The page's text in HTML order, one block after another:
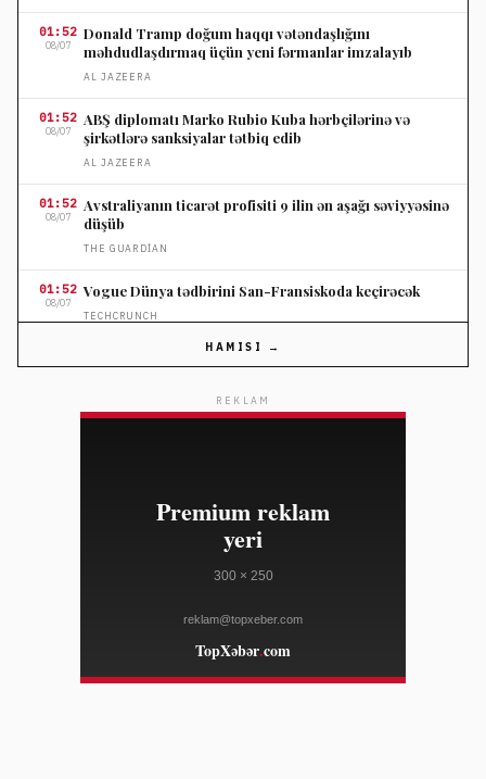
01:52
08/07
Donald Tramp doğum haqqı vətəndaşlığını
məhdudlaşdırmaq üçün yeni fərmanlar imzalayıb
AL JAZEERA
01:52
08/07
ABŞ diplomatı Marko Rubio Kuba hərbçilərinə və
şirkətlərə sanksiyalar tətbiq edib
AL JAZEERA
01:52
08/07
Avstraliyanın ticarət profisiti 9 ilin ən aşağı səviyyəsinə
düşüb
THE GUARDIAN
01:52
08/07
Vogue Dünya tədbirini San-Fransiskoda keçirəcək
TECHCRUNCH
08/07
Gilmore Girls serialı barədə sənədli film hazırlanır
OpenAI Jony İvlə birlikdə kompakt ağıllı dinamik
ABŞ senatoru Mettç Makkonell reabilitasiya
mərkəzindən evə buraxılıb
HAMISI →
REKLAM